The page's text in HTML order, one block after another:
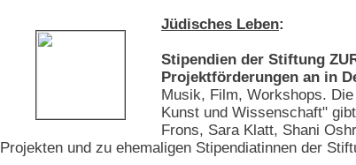
Jüdisches Leben:
Stipendien der Stiftung
Projektförderungen an in
Musik, Film, Workshops.
Kunst und Wissenschaft"
Frons, Sara Klatt, Shani
Projekten und zu ehemaligen Stipendiatinnen der